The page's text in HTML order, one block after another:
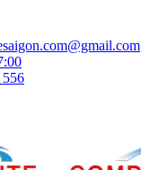
556